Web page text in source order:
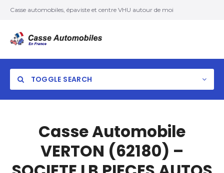
Casse automobiles, épaviste et centre VHU autour de moi
TOGGLE SEARCH
Casse Automobile
VERTON (62180) –